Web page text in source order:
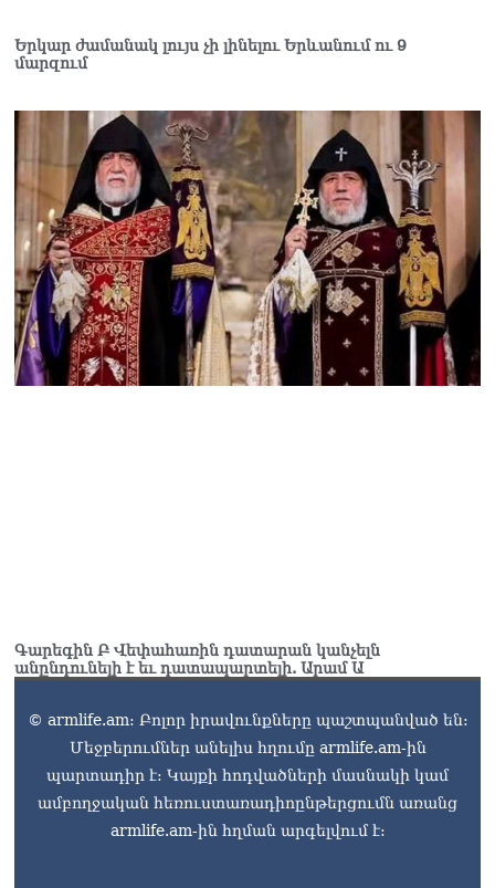
Երկար ժամանակ լույս չի լինելու Երևանում ու 9
մարզում
Գարեգին Բ Վեփահառին դատարան կանչելն
անընդունելի է եւ դատապարտելի. Արամ Ա
© armlife.am: Բոլոր իրավունքները պաշտպանված են:
Մեջբերումներ անելիս հղումը armlife.am-ին
պարտադիր է: Կայքի հոդվածների մասնակի կամ
ամբողջական հեռուստառադիոընթերցումն առանց
armlife.am-ին հղման արգելվում է: